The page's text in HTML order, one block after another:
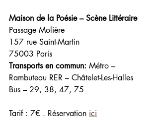
Maison de la Poésie – Scène Littéraire
Passage Molière
157 rue Saint-Martin
75003 Paris
Transports en commun: Métro –
Rambuteau RER – Châtelet-Les-Halles
Bus – 29, 38, 47, 75
Tarif : 7€ . Réservation ici